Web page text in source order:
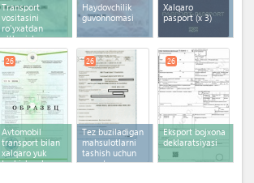
Transport
vositasini
ro'yxatdan
o'tkazish
guvohnomasi(x 2)
Haydovchilik
guvohnomasi
Xalqaro
pasport(x 3)
Avtomobil
transport bilan
xalqaro yuk
tashish uchun
26
Tez buziladigan
mahsulotlarni
tashish uchun
ruxsatnoma
26
Eksport bojxona
deklaratsiyasi
26